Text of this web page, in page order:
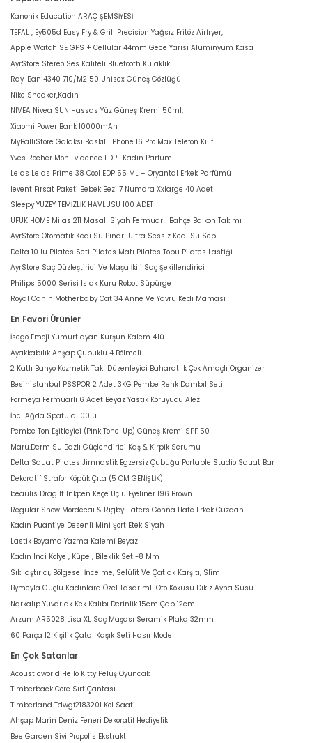
Kanonik Education ARAÇ ŞEMSİYESİ
TEFAL , Ey505d Easy Fry & Grill Precision Yağsız Fritöz Airfryer,
Apple Watch SE GPS + Cellular 44mm Gece Yarısı Alüminyum Kasa
AyrStore Stereo Ses Kaliteli Bluetooth Kulaklık
Ray-Ban 4340 710/M2 50 Unisex Güneş Gözlüğü
Nike Sneaker,Kadın
NIVEA Nivea SUN Hassas Yüz Güneş Kremi 50ml,
Xiaomi Power Bank 10000mAh
MyBalliStore Galaksi Baskılı iPhone 16 Pro Max Telefon Kılıfı
Yves Rocher Mon Evidence EDP- Kadın Parfüm
Lelas Lelas Prime 38 Cool EDP 55 ML – Oryantal Erkek Parfümü
levent Fırsat Paketi Bebek Bezi 7 Numara Xxlarge 40 Adet
Sleepy YÜZEY TEMİZLİK HAVLUSU 100 ADET
UFUK HOME Milas 211 Masalı Siyah Fermuarlı Bahçe Balkon Takımı
AyrStore Otomatik Kedi Su Pınarı Ultra Sessiz Kedi Su Sebili
Delta 10 lu Pilates Seti Pilates Matı Pilates Topu Pilates Lastiği
AyrStore Saç Düzleştirici Ve Maşa İkili Saç Şekillendirici
Philips 5000 Serisi Islak Kuru Robot Süpürge
Royal Canin Motherbaby Cat 34 Anne Ve Yavru Kedi Maması
En Favori Ürünler
İsego Emoji Yumurtlayan Kurşun Kalem 4'lü
Ayakkabılık Ahşap Çubuklu 4 Bölmeli
2 Katlı Banyo Kozmetik Takı Düzenleyici Baharatlık Çok Amaçlı Organizer
Besinistanbul PSSPOR 2 Adet 3KG Pembe Renk Dambıl Seti
Formeya Fermuarlı 6 Adet Beyaz Yastık Koruyucu Alez
İnci Ağda Spatula 100lü
Pembe Ton Eşitleyici (Pink Tone-Up) Güneş Kremi SPF 50
Maru.Derm Su Bazlı Güçlendirici Kaş & Kirpik Serumu
Delta Squat Pilates Jimnastik Egzersiz Çubuğu Portable Studio Squat Bar
Dekoratif Strafor Köpük Çıta (5 CM GENİŞLİK)
beaulis Drag It Inkpen Keçe Uçlu Eyeliner 196 Brown
Regular Show Mordecai & Rigby Haters Gonna Hate Erkek Cüzdan
Kadın Puantiye Desenli Mini Şort Etek Siyah
Lastik Boyama Yazma Kalemi Beyaz
Kadın Inci Kolye , Küpe , Bileklik Set -8 Mm
Sıkılaştırıcı, Bölgesel İncelme, Selülit Ve Çatlak Karşıtı, Slim
Bymeyla Güçlü Kadınlara Özel Tasarımlı Oto Kokusu Dikiz Ayna Süsü
Narkalıp Yuvarlak Kek Kalıbı Derinlik 15cm Çap 12cm
Arzum AR5028 Lisa XL Saç Maşası Seramik Plaka 32mm
60 Parça 12 Kişilik Çatal Kaşık Seti Hasır Model
En Çok Satanlar
Acousticworld Hello Kitty Peluş Oyuncak
Timberback Core Sırt Çantası
Timberland Tdwgf2183201 Kol Saati
Ahşap Marin Deniz Feneri Dekoratif Hediyelik
Bee Garden Sivi Propolis Ekstrakt